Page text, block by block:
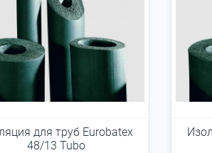
для труб Eurobatex
48/13 Tubo